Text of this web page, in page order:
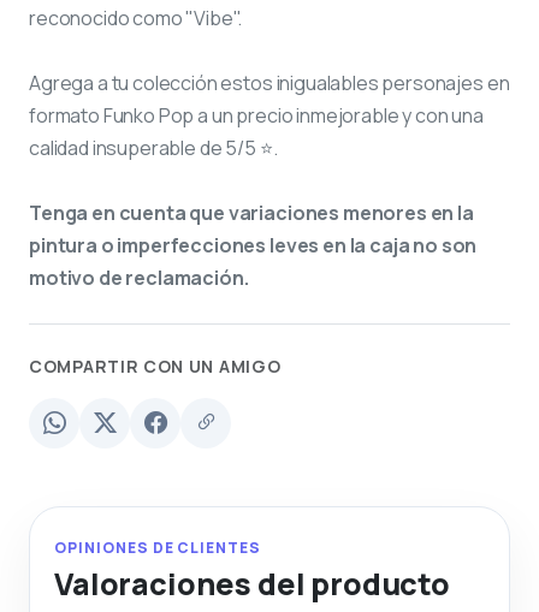
reconocido como "Vibe".
Agrega a tu colección estos inigualables personajes en
formato Funko Pop a un precio inmejorable y con una
calidad insuperable de 5/5 ⭐.
Tenga en cuenta que variaciones menores en la
pintura o imperfecciones leves en la caja no son
motivo de reclamación.
COMPARTIR CON UN AMIGO
OPINIONES DE CLIENTES
Valoraciones del producto